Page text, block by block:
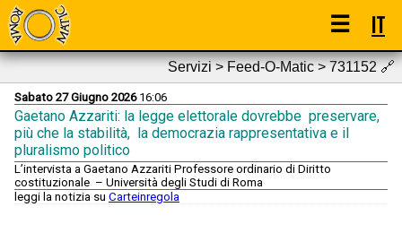
☰ IT
Servizi > Feed-O-Matic > 731152🔗
Sabato 27 Giugno 202616:06
Gaetano Azzariti: la legge elettorale dovrebbe preservare,
più che la stabilità, la democrazia rappresentativa e il
pluralismo politico
L’intervista a Gaetano Azzariti Professore ordinario di Diritto
costituzionale – Università degli Studi di Roma
leggi la notizia su Carteinregola